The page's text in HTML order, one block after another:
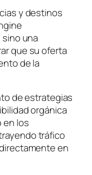
y destinos
una
que su oferta
de la
de estrategias
orgánica
en los
tráfico
en